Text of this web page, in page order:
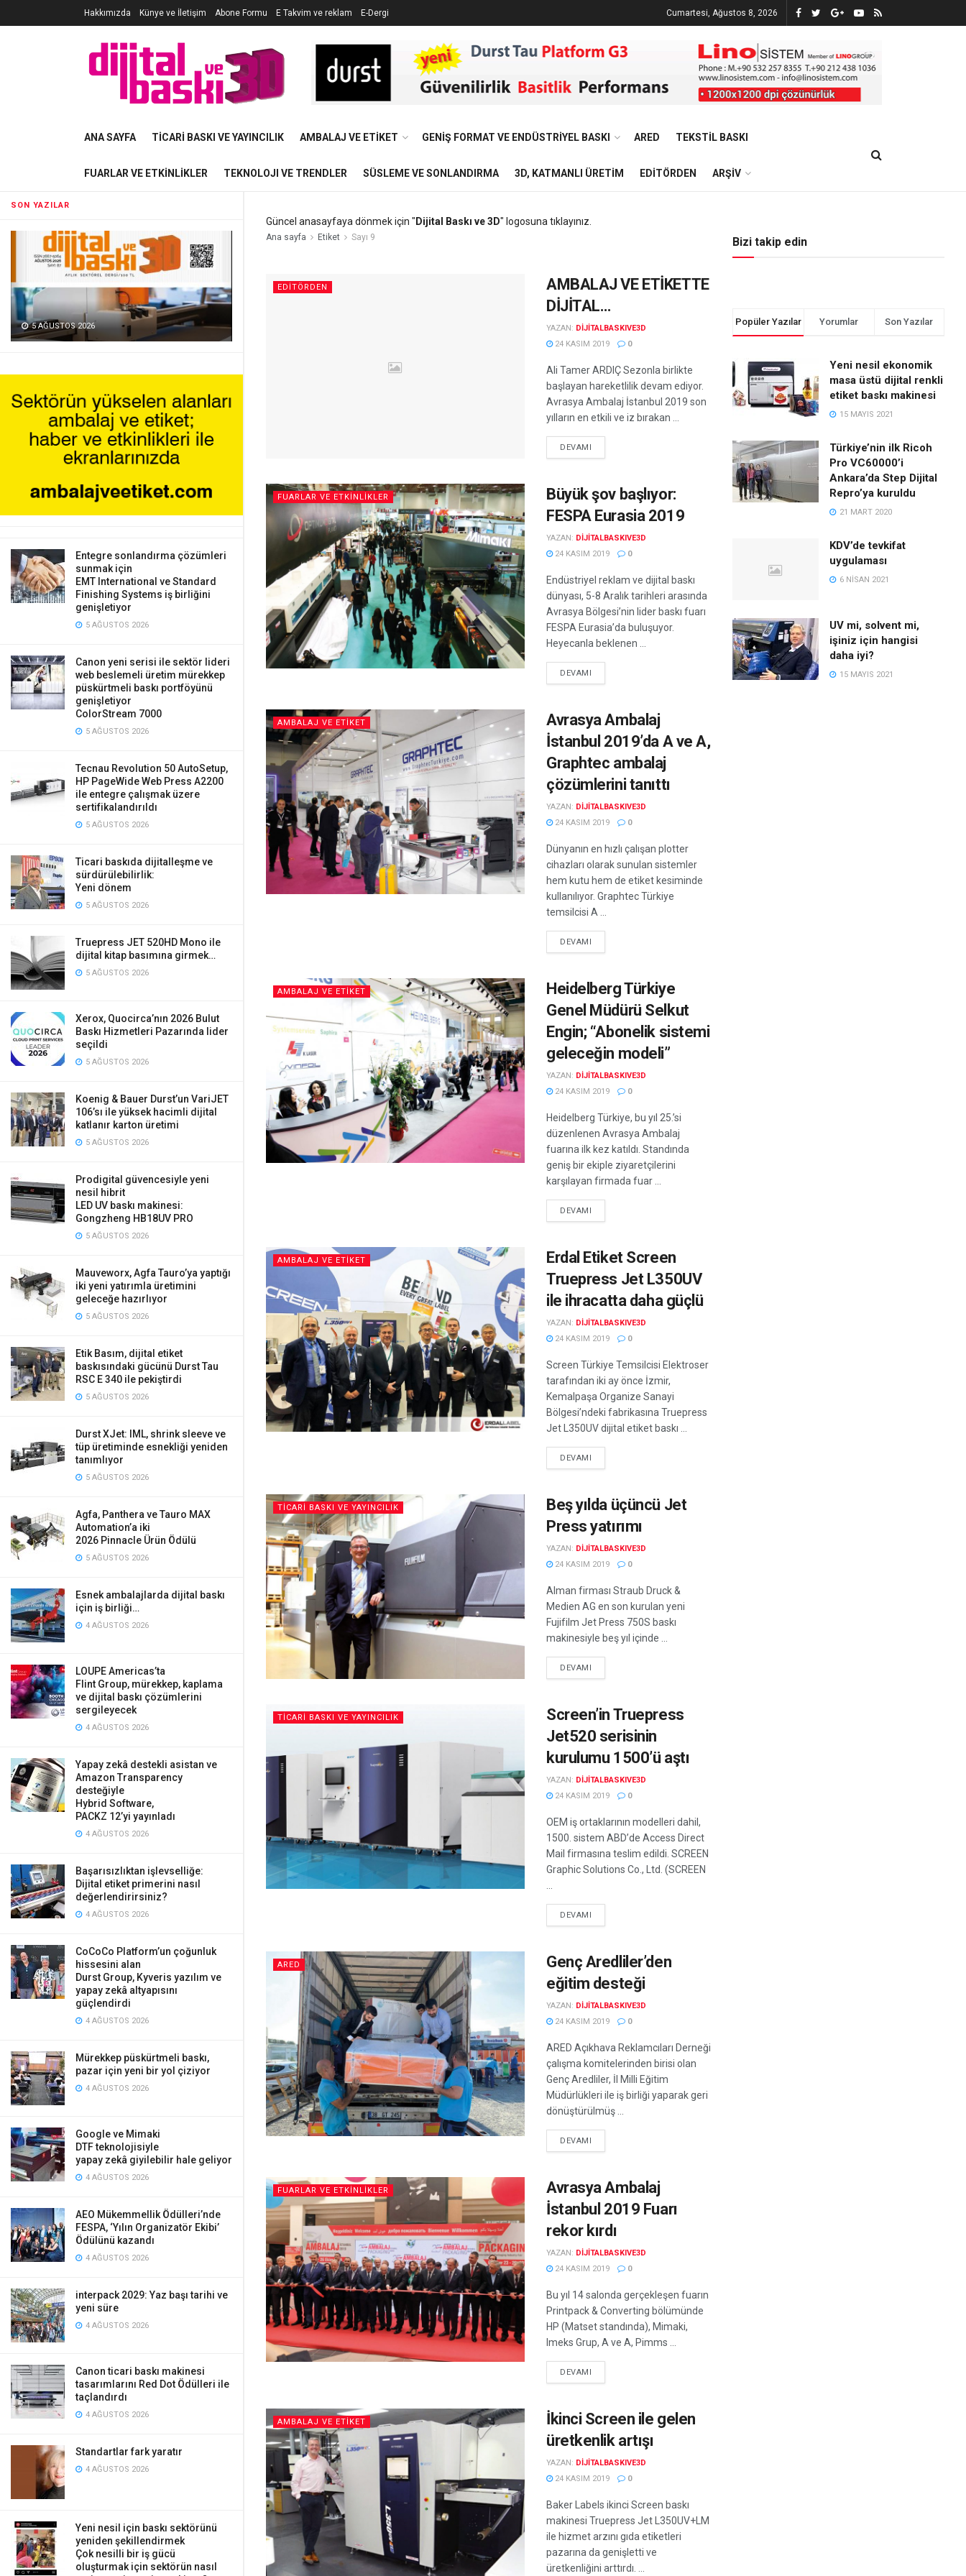
SON YAZILAR
5 AĞUSTOS 2026
Entegre sonlandırma çözümleri
sunmak için
EMT International ve Standard
Finishing Systems iş birliğini
genişletiyor
5 AĞUSTOS 2026
Canon yeni serisi ile sektör lideri
web beslemeli üretim mürekkep
püskürtmeli baskı portföyünü
genişletiyor
ColorStream 7000
5 AĞUSTOS 2026
Tecnau Revolution 50 AutoSetup,
HP PageWide Web Press A2200
ile entegre çalışmak üzere
sertifikalandırıldı
5 AĞUSTOS 2026
Ticari baskıda dijitalleşme ve
sürdürülebilirlik:
Yeni dönem
5 AĞUSTOS 2026
Truepress JET 520HD Mono ile
dijital kitap basımına girmek…
5 AĞUSTOS 2026
Xerox, Quocirca’nın 2026 Bulut
Baskı Hizmetleri Pazarında lider
seçildi
5 AĞUSTOS 2026
Koenig & Bauer Durst’un VariJET
106’sı ile yüksek hacimli dijital
katlanır karton üretimi
5 AĞUSTOS 2026
Prodigital güvencesiyle yeni
nesil hibrit
LED UV baskı makinesi:
Gongzheng HB18UV PRO
5 AĞUSTOS 2026
Mauveworx, Agfa Tauro’ya yaptığı
iki yeni yatırımla üretimini
geleceğe hazırlıyor
5 AĞUSTOS 2026
Etik Basım, dijital etiket
baskısındaki gücünü Durst Tau
RSC E 340 ile pekiştirdi
5 AĞUSTOS 2026
Durst XJet: IML, shrink sleeve ve
tüp üretiminde esnekliği yeniden
tanımlıyor
5 AĞUSTOS 2026
Agfa, Panthera ve Tauro MAX
Automation’a iki
2026 Pinnacle Ürün Ödülü
5 AĞUSTOS 2026
Esnek ambalajlarda dijital baskı
için iş birliği…
4 AĞUSTOS 2026
LOUPE Americas’ta
Flint Group, mürekkep, kaplama
ve dijital baskı çözümlerini
sergileyecek
4 AĞUSTOS 2026
Yapay zekâ destekli asistan ve
Amazon Transparency
desteğiyle
Hybrid Software,
PACKZ 12’yi yayınladı
4 AĞUSTOS 2026
Başarısızlıktan işlevselliğe:
Dijital etiket primerini nasıl
değerlendirirsiniz?
4 AĞUSTOS 2026
CoCoCo Platform’un çoğunluk
hissesini alan
Durst Group, Kyveris yazılım ve
yapay zekâ altyapısını
güçlendirdi
4 AĞUSTOS 2026
Mürekkep püskürtmeli baskı,
pazar için yeni bir yol çiziyor
4 AĞUSTOS 2026
Google ve Mimaki
DTF teknolojisiyle
yapay zekâ giyilebilir hale geliyor
4 AĞUSTOS 2026
AEO Mükemmellik Ödülleri’nde
FESPA, ‘Yılın Organizatör Ekibi’
Ödülünü kazandı
4 AĞUSTOS 2026
interpack 2029: Yaz başı tarihi ve
yeni süre
4 AĞUSTOS 2026
Canon ticari baskı makinesi
tasarımlarını Red Dot Ödülleri ile
taçlandırdı
4 AĞUSTOS 2026
Standartlar fark yaratır
4 AĞUSTOS 2026
Yeni nesil için baskı sektörünü
yeniden şekillendirmek
Çok nesilli bir iş gücü
oluşturmak için sektörün nasıl
Hakkımızda Künye ve İletişim Abone Formu E Takvim ve reklam E-Dergi Cumartesi, Ağustos 8, 2026
ANA SAYFA TICARI BASKI VE YAYINCILIK AMBALAJ VE ETIKET GENIŞ FORMAT VE ENDÜSTRIYEL BASKI ARED TEKSTIL BASKI
FUARLAR VE ETKINLIKLER TEKNOLOJI VE TRENDLER SÜSLEME VE SONLANDIRMA 3D, KATMANLI ÜRETIM EDITÖRDEN ARŞIV
Güncel anasayfaya dönmek için " Dijital Baskı ve 3D" logosuna tıklayınız.
Ana sayfa Etiket Sayı 9
EDITÖRDEN
AMBALAJ VE ETİKETTE
DİJİTAL…
YAZAN: DIJITALBASKIVE3D
24 KASIM 2019
0
Ali Tamer ARDIÇ Sezonla birlikte
başlayan hareketlilik devam ediyor.
Avrasya Ambalaj İstanbul 2019 son
yılların en etkili ve iz bırakan ...
DEVAMI
FUARLAR VE ETKINLIKLER
Büyük şov başlıyor:
FESPA Eurasia 2019
YAZAN: DIJITALBASKIVE3D
24 KASIM 2019
0
Endüstriyel reklam ve dijital baskı
dünyası, 5-8 Aralık tarihleri arasında
Avrasya Bölgesi’nin lider baskı fuarı
FESPA Eurasia’da buluşuyor.
Heyecanla beklenen ...
DEVAMI
AMBALAJ VE ETIKET
Avrasya Ambalaj
İstanbul 2019’da A ve A,
Graphtec ambalaj
çözümlerini tanıttı
YAZAN: DIJITALBASKIVE3D
24 KASIM 2019
0
Dünyanın en hızlı çalışan plotter
cihazları olarak sunulan sistemler
hem kutu hem de etiket kesiminde
kullanılıyor. Graphtec Türkiye
temsilcisi A ...
DEVAMI
AMBALAJ VE ETIKET
Heidelberg Türkiye
Genel Müdürü Selkut
Engin; “Abonelik sistemi
geleceğin modeli”
YAZAN: DIJITALBASKIVE3D
24 KASIM 2019
0
Heidelberg Türkiye, bu yıl 25.’si
düzenlenen Avrasya Ambalaj
fuarına ilk kez katıldı. Standında
geniş bir ekiple ziyaretçilerini
karşılayan firmada fuar ...
DEVAMI
AMBALAJ VE ETIKET
Erdal Etiket Screen
Truepress Jet L350UV
ile ihracatta daha güçlü
YAZAN: DIJITALBASKIVE3D
24 KASIM 2019
0
Screen Türkiye Temsilcisi Elektroser
tarafından iki ay önce İzmir,
Kemalpaşa Organize Sanayi
Bölgesi’ndeki fabrikasına Truepress
Jet L350UV dijital etiket baskı ...
DEVAMI
TICARI BASKI VE YAYINCILIK
Beş yılda üçüncü Jet
Press yatırımı
YAZAN: DIJITALBASKIVE3D
24 KASIM 2019
0
Alman firması Straub Druck &
Medien AG en son kurulan yeni
Fujifilm Jet Press 750S baskı
makinesiyle beş yıl içinde ...
DEVAMI
TICARI BASKI VE YAYINCILIK
Screen’in Truepress
Jet520 serisinin
kurulumu 1500’ü aştı
YAZAN: DIJITALBASKIVE3D
24 KASIM 2019
0
OEM iş ortaklarının modelleri dahil,
1500. sistem ABD’de Access Direct
Mail firmasına teslim edildi. SCREEN
Graphic Solutions Co., Ltd. (SCREEN
DEVAMI
ARED
Genç Aredliler’den
eğitim desteği
YAZAN: DIJITALBASKIVE3D
24 KASIM 2019
0
ARED Açıkhava Reklamcıları Derneği
çalışma komitelerinden birisi olan
Genç Aredliler, İl Milli Eğitim
Müdürlükleri ile iş birliği yaparak geri
dönüştürülmüş ...
DEVAMI
FUARLAR VE ETKINLIKLER
Avrasya Ambalaj
İstanbul 2019 Fuarı
rekor kırdı
YAZAN: DIJITALBASKIVE3D
24 KASIM 2019
0
Bu yıl 14 salonda gerçekleşen fuarın
Printpack & Converting bölümünde
HP (Matset standında), Mimaki,
Imeks Grup, A ve A, Pimms ...
DEVAMI
AMBALAJ VE ETIKET
İkinci Screen ile gelen
üretkenlik artışı
YAZAN: DIJITALBASKIVE3D
24 KASIM 2019
0
Baker Labels ikinci Screen baskı
makinesi Truepress Jet L350UV+LM
ile hizmet arzını gıda etiketleri
pazarına da genişletti ve
üretkenliğini arttırdı. ...
Bizi takip edin
Popüler Yazılar Yorumlar Son Yazılar
Yeni nesil ekonomik
masa üstü dijital renkli
etiket baskı makinesi
15 MAYIS 2021
Türkiye’nin ilk Ricoh
Pro VC60000’i
Ankara’da Step Dijital
Repro’ya kuruldu
21 MART 2020
KDV’de tevkifat
uygulaması
6 NISAN 2021
UV mi, solvent mi,
işiniz için hangisi
daha iyi?
15 MAYIS 2021